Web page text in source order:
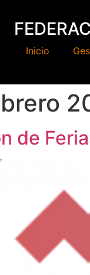
Inicio
de